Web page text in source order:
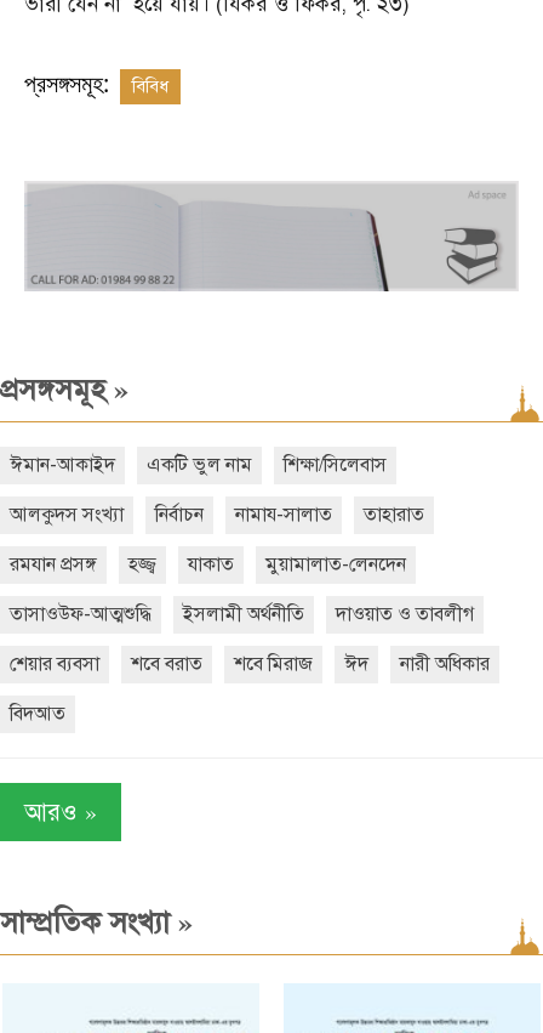
প্রসঙ্গসমূহ: বিবিধ
প্রসঙ্গসমূহ»
ঈমান-আকাইদ একটি ভুল নাম শিক্ষা/সিলেবাস
আলকুদস সংখ্যা নির্বাচন নামায-সালাত তাহারাত
রমযান প্রসঙ্গ হজ্জ্ব যাকাত মুয়ামালাত-লেনদেন
তাসাওউফ-আত্মশুদ্ধি ইসলামী অর্থনীতি দাওয়াত ও তাবলীগ
শেয়ার ব্যবসা শবে বরাত শবে মিরাজ ঈদ নারী অধিকার
বিদআত
আরও »
সাম্প্রতিক সংখ্যা»